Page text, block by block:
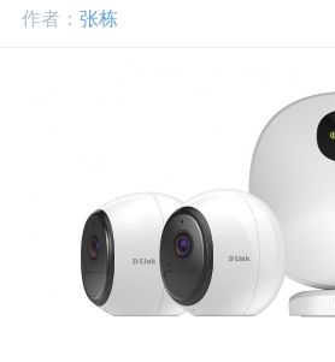
开
作者： 张栋